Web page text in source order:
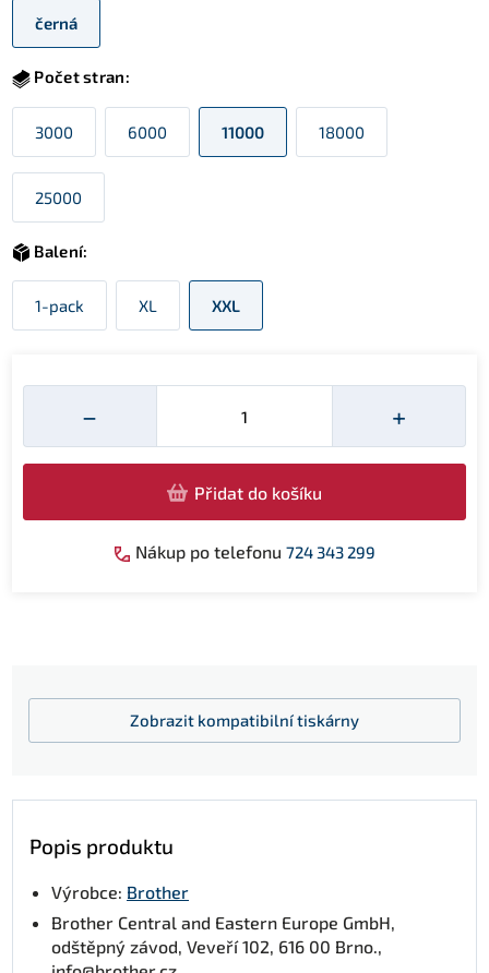
černá
Počet stran:
3000 6000 11000 18000
25000
Balení:
1-pack XL XXL
−
Množství
+
Přidat do košíku
Nákup po telefonu 724 343 299
Zobrazit kompatibilní tiskárny
Popis produktu
Výrobce: Brother
Brother Central and Eastern Europe GmbH,
odštěpný závod, Veveří 102, 616 00 Brno.,